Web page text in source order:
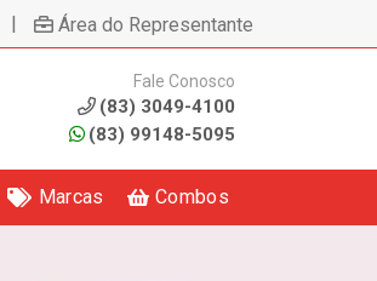
| Área do Representante
Fale Conosco
(83) 3049-4100
(83) 99148-5095
Marcas Combos